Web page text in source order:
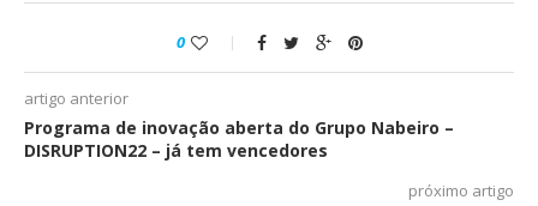
0
artigo anterior
Programa de inovação aberta do Grupo Nabeiro –
DISRUPTION22 – já tem vencedores
próximo artigo